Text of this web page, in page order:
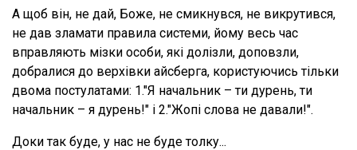
А щоб він, не дай, Боже, не смикнувся, не викрутився,
не дав зламати правила системи, йому весь час
вправляють мізки особи, які долізли, доповзли,
добралися до верхівки айсберга, користуючись тільки
двома постулатами: 1."Я начальник – ти дурень, ти
начальник – я дурень!" і 2."Жопі слова не давали!".
Доки так буде, у нас не буде толку...